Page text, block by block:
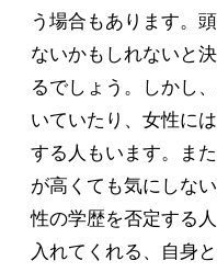
う場合もあります。
ないかもしれないと
るでしょう。しかし
いていたり、女性に
する人もいます。ま
が高くても気にしな
性の学歴を否定する
入れてくれる、自身